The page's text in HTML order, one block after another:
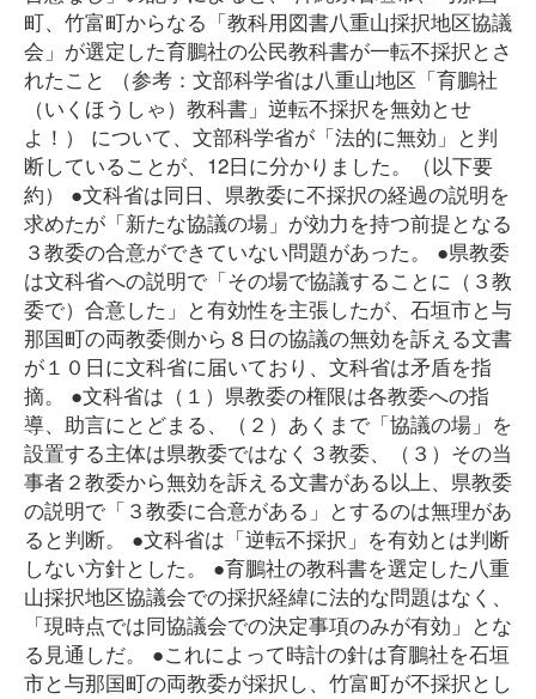
町、竹富町からなる「教科用図書八重山採択地区協議
会」が選定した育鵬社の公民教科書が一転不採択とさ
れたこと （参考：文部科学省は八重山地区「育鵬社
（いくほうしゃ）教科書」逆転不採択を無効とせ
よ！） について、文部科学省が「法的に無効」と判
断していることが、12日に分かりました。（以下要
約） ●文科省は同日、県教委に不採択の経過の説明を
求めたが「新たな協議の場」が効力を持つ前提となる
３教委の合意ができていない問題があった。 ●県教委
は文科省への説明で「その場で協議することに（３教
委で）合意した」と有効性を主張したが、石垣市と与
那国町の両教委側から８日の協議の無効を訴える文書
が１０日に文科省に届いており、文科省は矛盾を指
摘。 ●文科省は（１）県教委の権限は各教委への指
導、助言にとどまる、（２）あくまで「協議の場」を
設置する主体は県教委ではなく３教委、（３）その当
事者２教委から無効を訴える文書がある以上、県教委
の説明で「３教委に合意がある」とするのは無理があ
ると判断。 ●文科省は「逆転不採択」を有効とは判断
しない方針とした。 ●育鵬社の教科書を選定した八重
山採択地区協議会での採択経緯に法的な問題はなく、
「現時点では同協議会での決定事項のみが有効」とな
る見通しだ。 ●これによって時計の針は育鵬社を石垣
市と与那国町の両教委が採択し、竹富町が不採択とし